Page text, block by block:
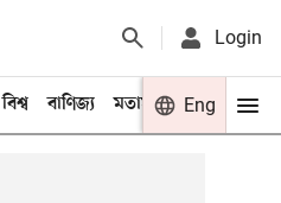
Login
বিশ্ব বাণিজ্য মতামত খেলা
Eng